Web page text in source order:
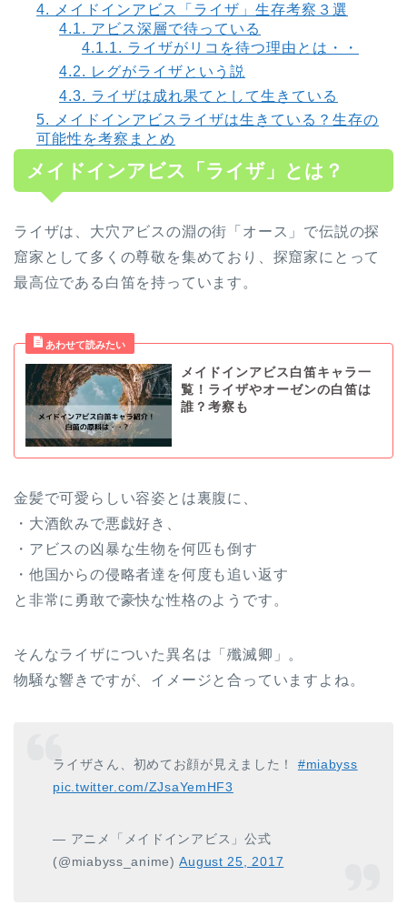
4.
メイドインアビス「ライザ」生存考察３選
4.1. アビス深層で待っている
4.1.1. ライザがリコを待つ理由とは・・
4.2. レグがライザという説
4.3. ライザは成れ果てとして生きている
5.
メイドインアビスライザは生きている？生存の
可能性を考察まとめ
メイドインアビス「ライザ」とは？
ライザは、大穴アビスの淵の街「オース」で伝説の探
窟家として多くの尊敬を集めており、探窟家にとって
最高位である白笛を持っています。
メイドインアビス白笛キャラ一
覧！ライザやオーゼンの白笛は
誰？考察も
金髪で可愛らしい容姿とは裏腹に、
・大酒飲みで悪戯好き、
・アビスの凶暴な生物を何匹も倒す
・他国からの侵略者達を何度も追い返す
と非常に勇敢で豪快な性格のようです。
そんなライザについた異名は「殲滅卿」。
物騒な響きですが、イメージと合っていますよね。
ライザさん、初めてお顔が見えました！ #miabyss
pic.twitter.com/ZJsaYemHF3
— アニメ「メイドインアビス」公式
(@miabyss_anime)August 25, 2017